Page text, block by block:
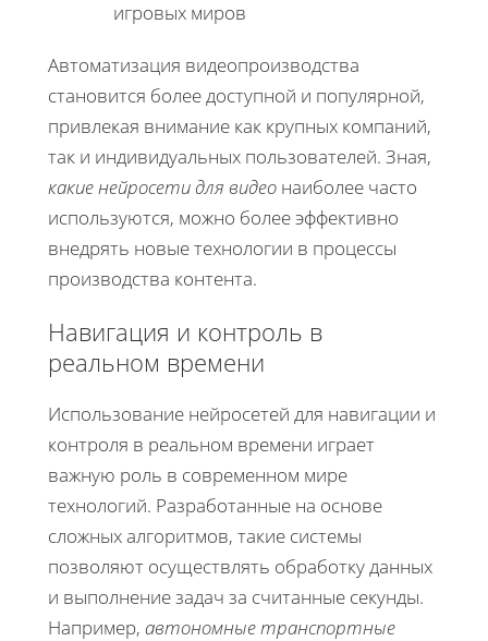
игровых миров
Автоматизация видеопроизводства
становится более доступной и популярной,
привлекая внимание как крупных компаний,
так и индивидуальных пользователей. Зная,
какие нейросети для видео наиболее часто
используются, можно более эффективно
внедрять новые технологии в процессы
производства контента.
Навигация и контроль в
реальном времени
Использование нейросетей для навигации и
контроля в реальном времени играет
важную роль в современном мире
технологий. Разработанные на основе
сложных алгоритмов, такие системы
позволяют осуществлять обработку данных
и выполнение задач за считанные секунды.
Например, автономные транспортные